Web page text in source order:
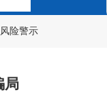
风险警示
局